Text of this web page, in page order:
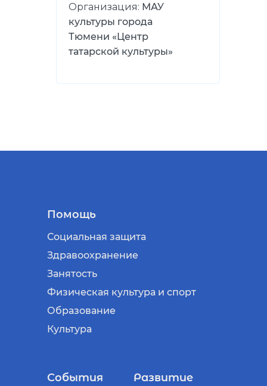
Организация: МАУ
культуры города
Тюмени «Центр
татарской культуры»
Помощь
Социальная защита
Здравоохранение
Занятость
Физическая культура и спорт
Образование
Культура
События Развитие